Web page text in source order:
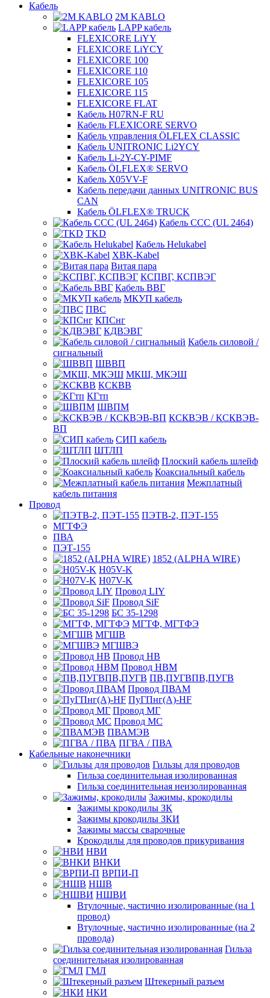
Кабель
2M KABLO
LAPP кабель
FLEXICORE LiYY
FLEXICORE LiYCY
FLEXICORE 100
FLEXICORE 110
FLEXICORE 105
FLEXICORE 115
FLEXICORE FLAT
Кабель H07RN-F RU
Кабель FLEXICORE SERVO
Кабель управления ÖLFLEX CLASSIC
Кабель UNITRONIC Li2YCY
Кабель Li-2Y-CY-PIMF
Кабель ÖLFLEX® SERVO
Кабель X05VV-F
Кабель передачи данных UNITRONIC BUS
CAN
Кабель ÖLFLEX® TRUCK
Кабель CCC (UL 2464)
TKD
Кабель Helukabel
XBK-Kabel
Витая пара
КСПВГ, КСПВЭГ
Кабель ВВГ
МКУП кабель
ПВС
КПСнг
КДВЭВГ
Кабель силовой /
сигнальный
ШВВП
МКШ, МКЭШ
КСКВВ
КГтп
ШВПМ
КСКВЭВ / КСКВЭВ-
ВП
СИП кабель
ШТЛП
Плоский кабель шлейф
Коаксиальный кабель
Межплатный
кабель питания
Провод
ПЭТВ-2, ПЭТ-155
МГТФЭ
ПВА
ПЭТ-155
1852 (ALPHA WIRE)
H05V-K
H07V-K
Провод LIY
Провод SiF
БС 35-1298
МГТФ, МГТФЭ
МГШВ
МГШВЭ
Провод НВ
Провод НВМ
ПВ,ПУГВПВ,ПУГВ
Провод ПВАМ
ПуГПнг(A)-HF
Провод МГ
Провод МС
ПВАМЭВ
ПГВА / ПВА
Кабельные наконечники
Гильзы для проводов
Гильза соединительная изолированная
Гильза соединительная неизолированная
Зажимы, крокодилы
Зажимы крокодилы ЗК
Зажимы крокодилы ЗКИ
Зажимы массы сварочные
Крокодилы для проводов прикуривания
НВИ
ВНКИ
ВРПИ-П
НШВ
НШВИ
Втулочные, частично изолированные (на 1
провод)
Втулочные, частично изолированные (на 2
провода)
Гильза
соединительная изолированная
ГМЛ
Штекерный разъем
НКИ